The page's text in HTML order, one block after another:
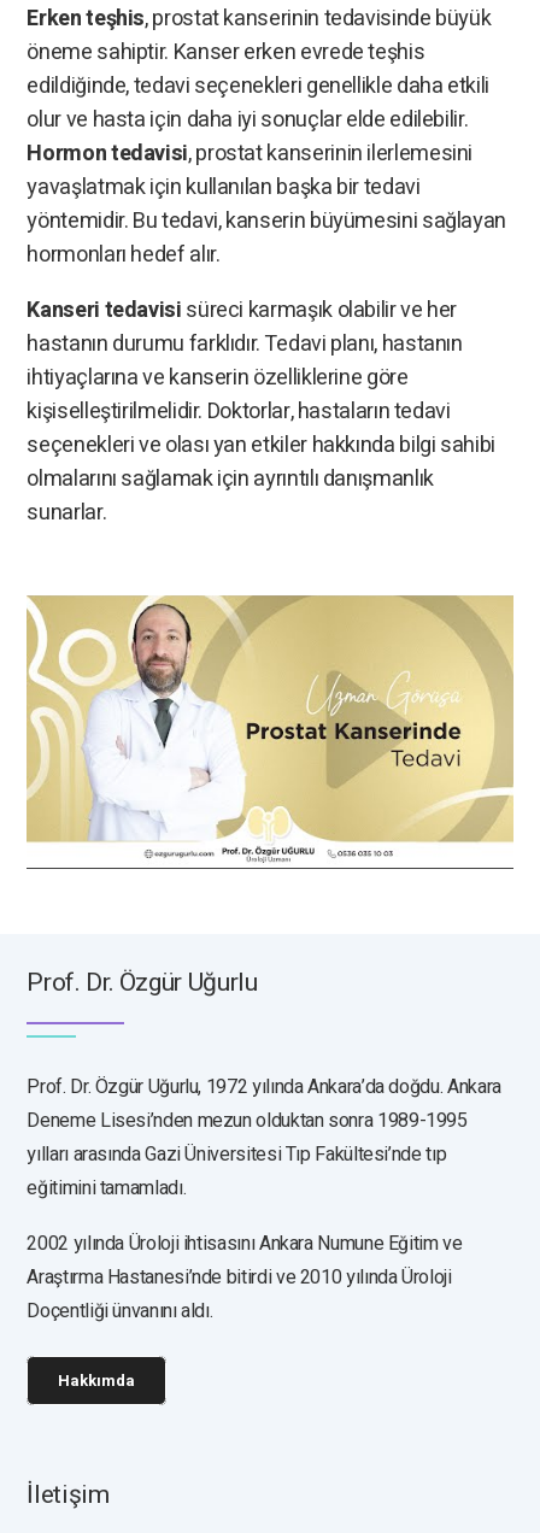
Erken teşhis, prostat kanserinin tedavisinde büyük
öneme sahiptir. Kanser erken evrede teşhis
edildiğinde, tedavi seçenekleri genellikle daha etkili
olur ve hasta için daha iyi sonuçlar elde edilebilir.
Hormon tedavisi, prostat kanserinin ilerlemesini
yavaşlatmak için kullanılan başka bir tedavi
yöntemidir. Bu tedavi, kanserin büyümesini sağlayan
hormonları hedef alır.
Kanseri tedavisisüreci karmaşık olabilir ve her
hastanın durumu farklıdır. Tedavi planı, hastanın
ihtiyaçlarına ve kanserin özelliklerine göre
kişiselleştirilmelidir. Doktorlar, hastaların tedavi
seçenekleri ve olası yan etkiler hakkında bilgi sahibi
olmalarını sağlamak için ayrıntılı danışmanlık
sunarlar.
Prof. Dr. Özgür Uğurlu
Prof. Dr. Özgür Uğurlu, 1972 yılında Ankara’da doğdu. Ankara
Deneme Lisesi’nden mezun olduktan sonra 1989-1995
yılları arasında Gazi Üniversitesi Tıp Fakültesi’nde tıp
eğitimini tamamladı.
2002 yılında Üroloji ihtisasını Ankara Numune Eğitim ve
Araştırma Hastanesi’nde bitirdi ve 2010 yılında Üroloji
Doçentliği ünvanını aldı.
Hakkımda
İletişim